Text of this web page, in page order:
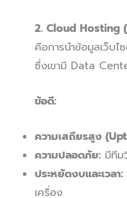
2. Cloud Hosting
คือการนำข้อมูลเว็บ
ซึ่งเขามี Data
ข้อดี:
ความเสถียรสูง
ความปลอดภัย: มีทีม
ประหยัดงบและเวลา:
เครื่อง